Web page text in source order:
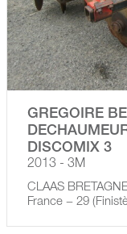
GREGOIRE
DISCOMIX 3
2013 - 3M
CLAAS
France − 29